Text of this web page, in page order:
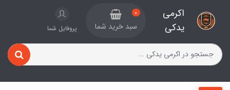
اکرمی
یدکی
0
سبد خرید شما پروفایل شما